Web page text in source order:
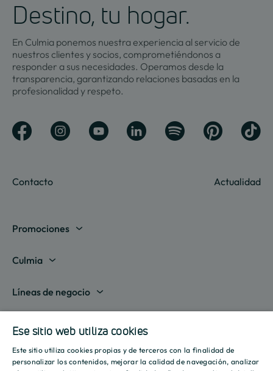
Destino, tu hogar.
En Culmia ponemos nuestra experiencia al servicio de
nuestros clientes y socios, comprometiéndonos a
responder a sus necesidades. Operamos desde la
transparencia, garantizando relaciones basadas en la
profesionalidad y respeto.
Contacto Actualidad
Promociones
Madrid
Valencia
Sevilla
Culmia
Sobre nosotros
Destino Culmia
Sala de prensa
Informes
Líneas de negocio
Vivienda Alquiler
Actualidad
Culmia es noticia
Recursos SPANISH
Ese sitio web utiliza cookies
Este sitio utiliza cookies propias y de terceros con la finalidad de
personalizar los contenidos, mejorar la calidad de navegación, analizar